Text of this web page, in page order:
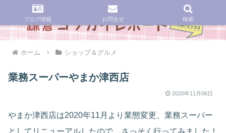
ホーム ショップ＆グルメ
業務スーパーやまか津西店
2020年11月06日
やまか津西店は2020年11月より業態変更、業務スーパー
ブログ情報 お問合せ 検索